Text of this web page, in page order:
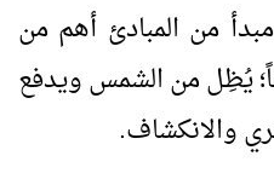
من المبادئ أهم من
يُظِل من الشمس ويدفع
والانكشاف.